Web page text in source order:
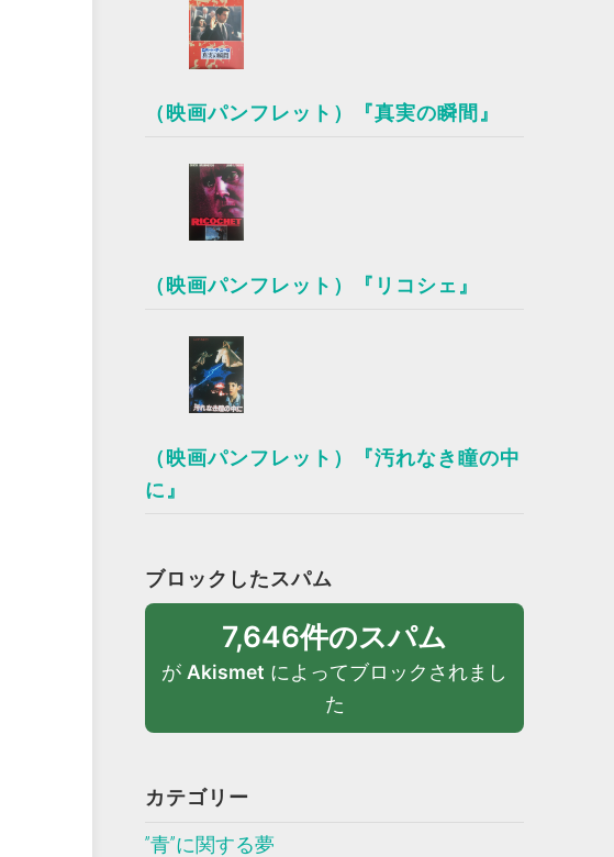
（映画パンフレット）『真実の瞬間』
（映画パンフレット）『リコシェ』
（映画パンフレット）『汚れなき瞳の中
に』
ブロックしたスパム
7,646件のスパム
が Akismet によってブロックされまし
た
カテゴリー
”青”に関する夢